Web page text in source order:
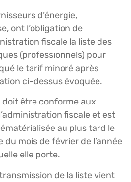
d’énergie,
ont l’obligation de
fiscale la liste des
(professionnels) pour
le tarif minoré après
ci-dessus évoquée.
être conforme aux
fiscale et est
au plus tard le
mois de février de l’année
elle porte.
de la liste vient